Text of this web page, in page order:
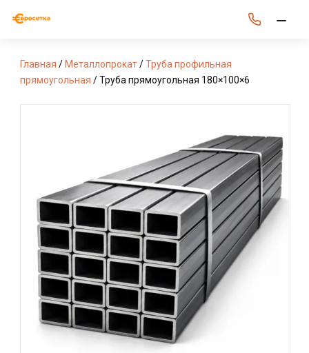
Главная / Металлопрокат/Труба профильная
прямоугольная / Труба прямоугольная 180×100×6